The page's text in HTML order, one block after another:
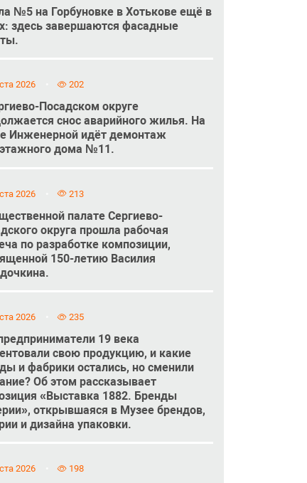
№5 на Горбуновке в Хотькове ещё в
здесь завершаются фасадные
2026 202
Посадском округе
снос аварийного жилья. На
Инженерной идёт демонтаж
дома №11.
2026 213
палате Сергиево-
округа прошла рабочая
по разработке композиции,
150-летию Василия
2026 235
19 века
свою продукцию, и какие
и фабрики остались, но сменили
Об этом рассказывает
«Выставка 1882. Бренды
открывшаяся в Музее брендов,
и дизайна упаковки.
2026 198